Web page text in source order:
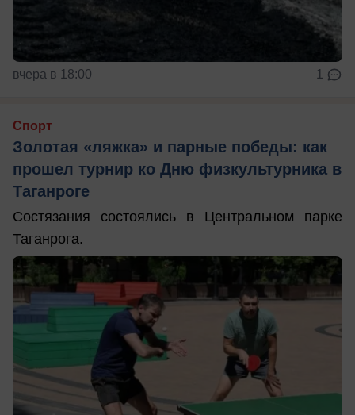
вчера в 18:00 1
Спорт
Золотая «ляжка» и парные победы: как
прошел турнир ко Дню физкультурника в
Таганроге
Состязания состоялись в Центральном парке
Таганрога.